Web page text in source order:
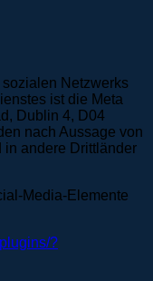
Netzwerks
ist die Meta
Dublin 4, D04
nach Aussage von
in andere Drittländer
Media-Elemente
?